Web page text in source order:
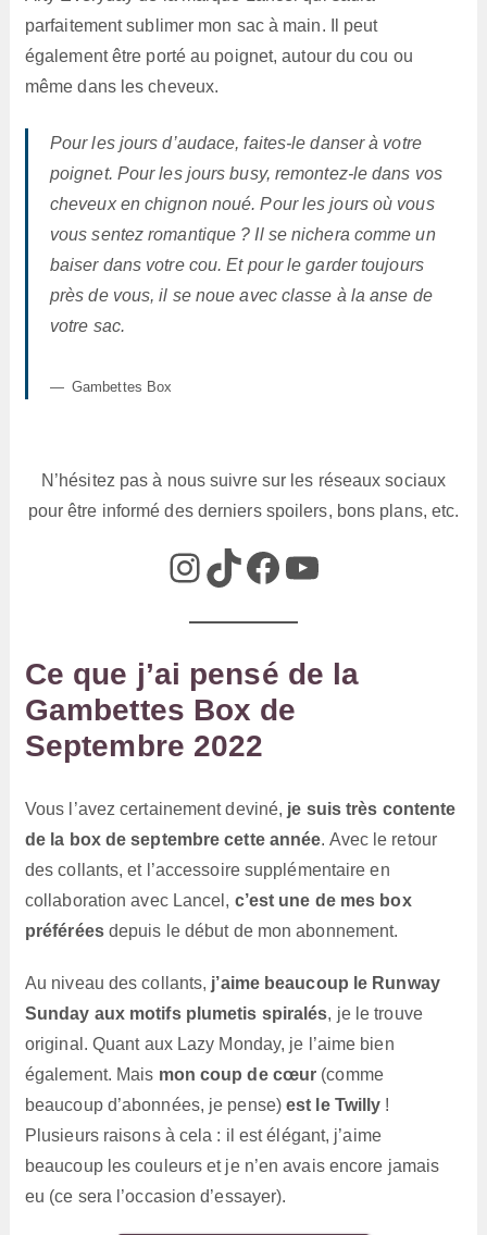
parfaitement sublimer mon sac à main. Il peut
également être porté au poignet, autour du cou ou
même dans les cheveux.
Pour les jours d’audace, faites-le danser à votre
poignet. Pour les jours busy, remontez-le dans vos
cheveux en chignon noué. Pour les jours où vous
vous sentez romantique ? Il se nichera comme un
baiser dans votre cou. Et pour le garder toujours
près de vous, il se noue avec classe à la anse de
votre sac.
Gambettes Box
N’hésitez pas à nous suivre sur les réseaux sociaux
pour être informé des derniers spoilers, bons plans, etc.
@box_az_off
@box_az
Box AZ @Box-AZ
Ce que j’ai pensé de la
Gambettes Box de
Septembre 2022
Vous l’avez certainement deviné, je suis très contente
de la box de septembre cette année. Avec le retour
des collants, et l’accessoire supplémentaire en
collaboration avec Lancel, c’est une de mes box
préféréesdepuis le début de mon abonnement.
Au niveau des collants, j’aime beaucoup le Runway
Sunday aux motifs plumetis spiralés, je le trouve
original. Quant aux Lazy Monday, je l’aime bien
également. Mais mon coup de cœur (comme
beaucoup d’abonnées, je pense)est le Twilly !
Plusieurs raisons à cela : il est élégant, j’aime
beaucoup les couleurs et je n’en avais encore jamais
eu (ce sera l’occasion d’essayer).